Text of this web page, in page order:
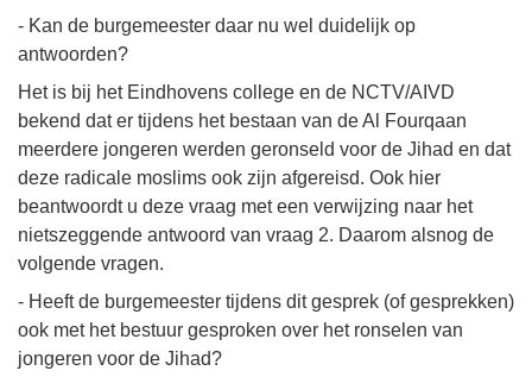
- Kan de burgemeester daar nu wel duidelijk op
antwoorden?
Het is bij het Eindhovens college en de NCTV/AIVD
bekend dat er tijdens het bestaan van de Al Fourqaan
meerdere jongeren werden geronseld voor de Jihad en dat
deze radicale moslims ook zijn afgereisd. Ook hier
beantwoordt u deze vraag met een verwijzing naar het
nietszeggende antwoord van vraag 2. Daarom alsnog de
volgende vragen.
- Heeft de burgemeester tijdens dit gesprek (of gesprekken)
ook met het bestuur gesproken over het ronselen van
jongeren voor de Jihad?